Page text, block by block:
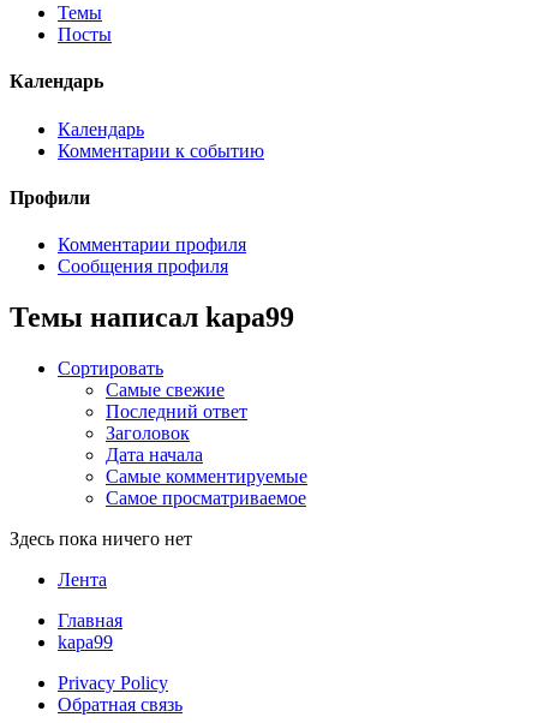
Темы
Посты
Календарь
Календарь
Комментарии к событию
Профили
Комментарии профиля
Сообщения профиля
Темы написал kapa99
Сортировать
Самые свежие
Последний ответ
Заголовок
Дата начала
Самые комментируемые
Самое просматриваемое
Здесь пока ничего нет
Лента
Главная
kapa99
Privacy Policy
Обратная связь